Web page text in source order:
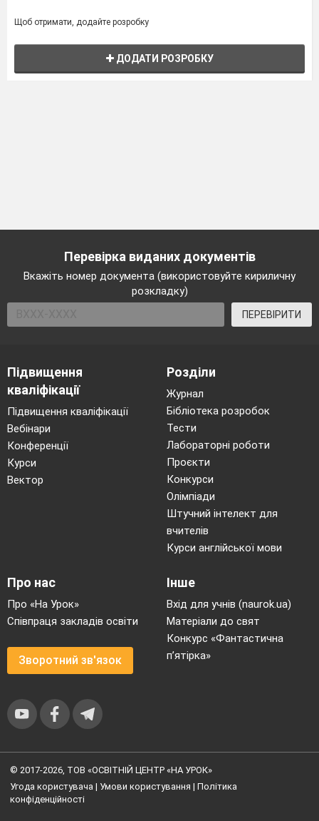
Щоб отримати, додайте розробку
ДОДАТИ РОЗРОБКУ
Перевірка виданих документів
Вкажіть номер документа (використовуйте кириличну
розкладку)
ПЕРЕВІРИТИ
Підвищення
кваліфікації
Підвищення кваліфікації
Вебінари
Конференції
Курси
Вектор
Розділи
Журнал
Бібліотека розробок
Тести
Лабораторні роботи
Проєкти
Конкурси
Олімпіади
Штучний інтелект для
вчителів
Курси англійської мови
Про нас
Про «На Урок»
Співпраця закладів освіти
Зворотний зв'язок
Інше
Вхід для учнів (naurok.ua)
Матеріали до свят
Конкурс «Фантастична
п’ятірка»
© 2017-2026, ТОВ «ОСВІТНІЙ ЦЕНТР «НА УРОК»
Угода користувача | Умови користування | Політика
конфіденційності